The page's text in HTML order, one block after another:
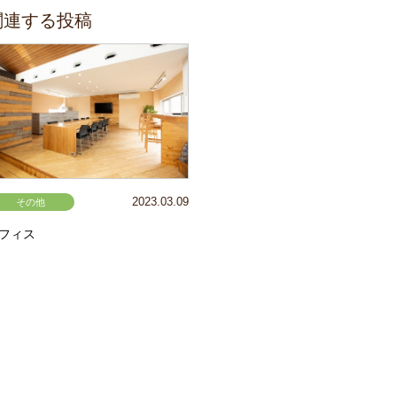
連する投稿
その他 2023.03.09
ィス